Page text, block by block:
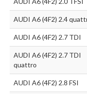
AUDI A6 (4F2) 2.4
AUDI A6 (4F2) 2.7 TDI
AUDI A6 (4F2) 2.7 TDI
quattro
AUDI A6 (4F2) 2.8 FSI